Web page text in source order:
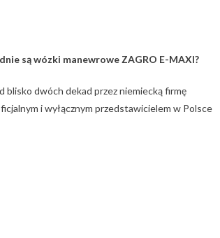
są wózki manewrowe ZAGRO E-MAXI?
dwóch dekad przez niemiecką firmę
i wyłącznym przedstawicielem w Polsce